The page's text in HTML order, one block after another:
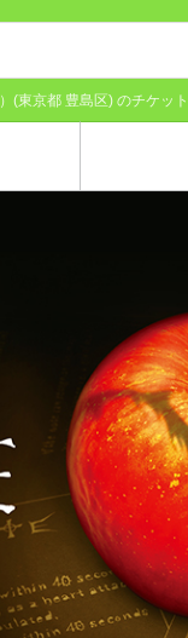
(東京都 豊島区) のチケッ